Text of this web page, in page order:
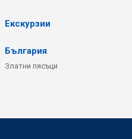
Екскурзии
България
Златни пясъци